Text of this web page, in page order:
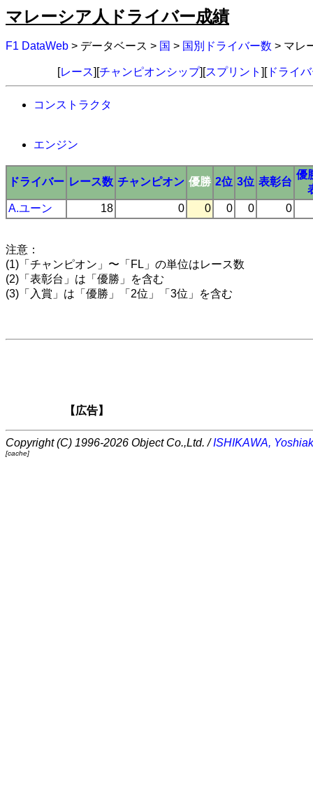
マレーシア人ドライバー成績
F1 DataWeb > データベース > 国 > 国別ドライバー数 > マレ
[レース][チャンピオンシップ][スプリント ][ドライ
コンストラクタ
エンジン
ドライバー レース数 チャンピオン 優勝 2位 3位 表彰台
優
A.ユーン
18 0 0 0 0 0
注意：
(1)「チャンピオン」〜「FL」の単位はレース数
(2)「表彰台」は「優勝」を含む
(3)「入賞」は「優勝」「2位」「3位」を含む
【広告】
Copyright (C) 1996-2026 Object Co.,Ltd. /ISHIKAWA,
[cache]